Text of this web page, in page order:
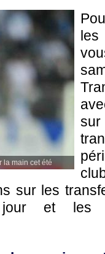
la main cet été
les
sur les
et les